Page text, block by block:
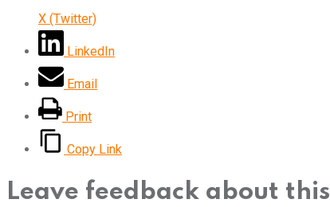
X (Twitter)
LinkedIn
Email
Print
Copy Link
Leave feedback about this